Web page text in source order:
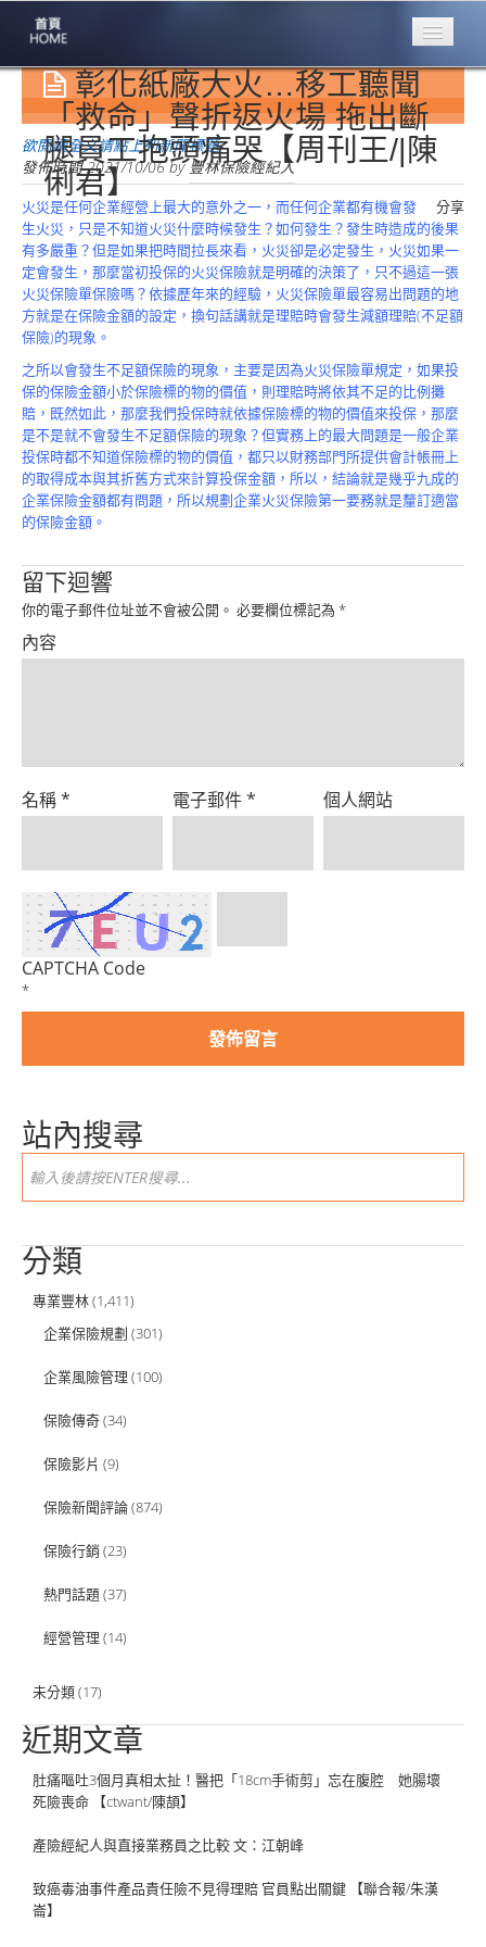
專業豐林
Professional
保險大家談
1386集
台灣商業保險
第一品牌
關於豐林
About
服務項目
Service
火災保額
估算系統
商品簡介
Product
彰化紙廠大火…移工聽聞
「救命」聲折返火場 拖出斷
腿員工抱頭痛哭【周刊王/|陳
俐君】
欲閱讀全文請點上列新聞標題
發佈時間2021/10/06by豐林保險經紀人
分享
火災是任何企業經營上最大的意外之一，而任何企業都有機會發
生火災，只是不知道火災什麼時候發生？如何發生？發生時造成的後果
有多嚴重？但是如果把時間拉長來看，火災卻是必定發生，火災如果一
定會發生，那麼當初投保的火災保險就是明確的決策了，只不過這一張
火災保險單保險嗎？依據歷年來的經驗，火災保險單最容易出問題的地
方就是在保險金額的設定，換句話講就是理賠時會發生減額理賠(不足額
保險)的現象。
之所以會發生不足額保險的現象，主要是因為火災保險單規定，如果投
保的保險金額小於保險標的物的價值，則理賠時將依其不足的比例攤
賠，既然如此，那麼我們投保時就依據保險標的物的價值來投保，那麼
是不是就不會發生不足額保險的現象？但實務上的最大問題是一般企業
投保時都不知道保險標的物的價值，都只以財務部門所提供會計帳冊上
的取得成本與其折舊方式來計算投保金額，所以，結論就是幾乎九成的
企業保險金額都有問題，所以規劃企業火災保險第一要務就是釐訂適當
的保險金額。
留下迴響
你的電子郵件位址並不會被公開。 必要欄位標記為 *
內容
名稱* 電子郵件* 個人網站
CAPTCHA Code
*
站內搜尋
分類
專業豐林(1,411)
企業保險規劃 (301)
企業風險管理 (100)
保險傳奇(34)
保險影片 (9)
保險新聞評論(874)
保險行銷 (23)
熱門話題(37)
經營管理 (14)
未分類(17)
近期文章
肚痛嘔吐3個月真相太扯！醫把「18cm手術剪」忘在腹腔 她腸壞
死險喪命 【ctwant/陳頡】
產險經紀人與直接業務員之比較 文：江朝峰
致癌毒油事件產品責任險不見得理賠 官員點出關鍵 【聯合報/朱漢
崙】